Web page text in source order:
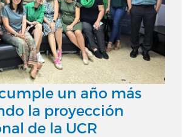
un año más
la proyección
de la UCR